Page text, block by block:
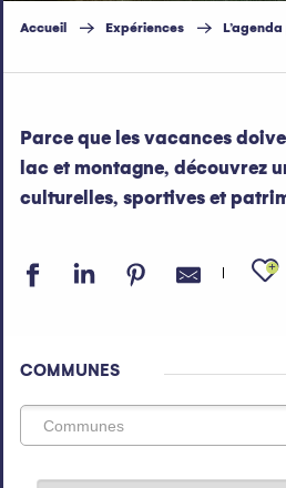
Accueil Expériences
Parce que les vacances
lac et montagne, découvrez
culturelles, sportives et
COMMUNES